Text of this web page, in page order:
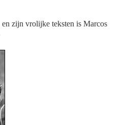
zijn vrolijke teksten is Marcos